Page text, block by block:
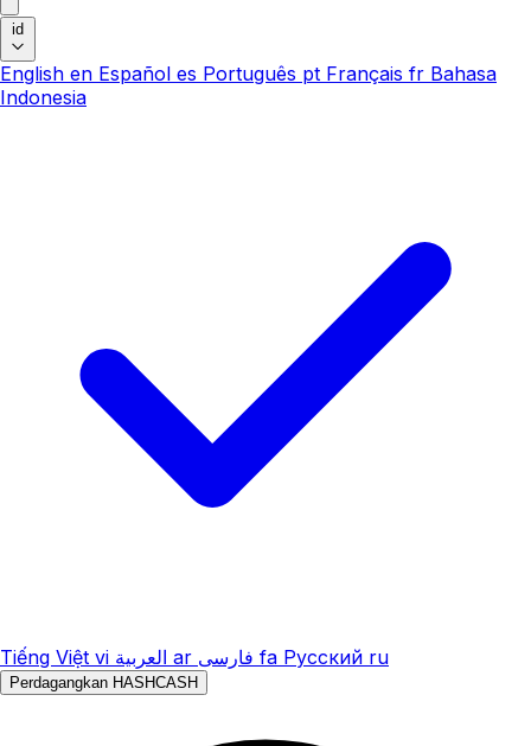
id
English en Español es Português pt Français fr Bahasa
Indonesia
Tiếng Việt vi العربية ar فارسی fa Русский ru
Perdagangkan HASHCASH